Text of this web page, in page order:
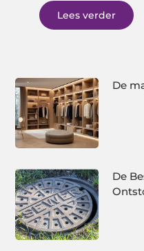
Lees verder
De
De